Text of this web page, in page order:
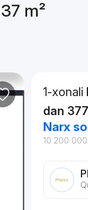
m²
1-xonali
dan
Narx
10 200 000